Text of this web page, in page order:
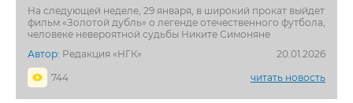
На следующей неделе, 29 января, в широкий прокат выйдет
фильм «Золотой дубль» о легенде отечественного футбола,
человеке невероятной судьбы Никите Симоняне
Автор: Редакция «НГК»
20.01.2026
744
читать новость